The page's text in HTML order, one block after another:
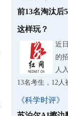
前13名淘汰后
这样玩？
近
的
人
13名考生，12人
《科学时评》